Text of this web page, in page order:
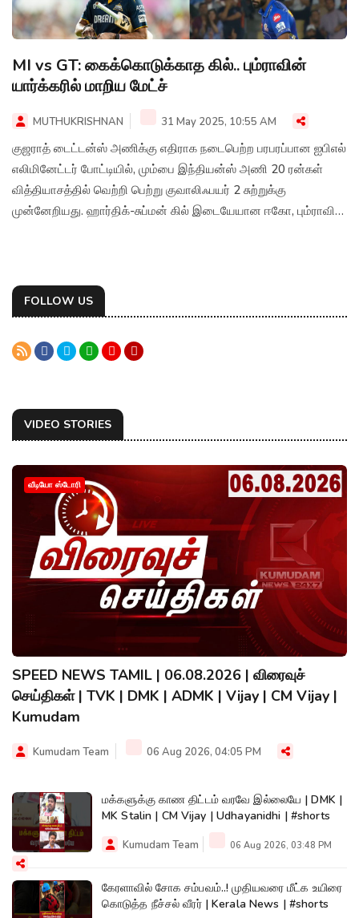
MI vs GT: கைக்கொடுக்காத கில்.. பும்ராவின்
யார்க்கரில் மாறிய மேட்ச்
MUTHUKRISHNAN 31 May 2025, 10:55 AM
குஜராத் டைட்டன்ஸ் அணிக்கு எதிராக நடைபெற்ற பரபரப்பான ஐபிஎல்
எலிமினேட்டர் போட்டியில், மும்பை இந்தியன்ஸ் அணி 20 ரன்கள்
வித்தியாசத்தில் வெற்றி பெற்று குவாலிஃபயர் 2 சுற்றுக்கு
முன்னேறியது. ஹார்திக்-சுப்மன் கில் இடையேயான ஈகோ, பும்ராவின்
FOLLOW US
VIDEO STORIES
வீடியோ ஸ்டோரி
SPEED NEWS TAMIL | 06.08.2026 | விரைவுச்
செய்திகள் | TVK | DMK | ADMK | Vijay | CM Vijay |
Kumudam
Kumudam Team 06 Aug 2026, 04:05 PM
மக்களுக்கு காண திட்டம் வரவே இல்லையே | DMK |
MK Stalin | CM Vijay | Udhayanidhi | #shorts
Kumudam Team 06 Aug 2026, 03:48 PM
கேரளாவில் சோக சம்பவம்..! முதியவரை மீட்க உயிரை
கொடுத்த நீச்சல் வீரர் | Kerala News | #shorts